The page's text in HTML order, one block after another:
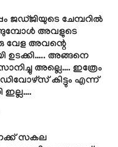
ജഡ്ജിയുടെ ചേമ്പറിൽ
അവളുടെ
വേള അവന്റെ
ഉടക്കി….. അങ്ങനെ
അല്ലെ…. ഇത്രേം
കിട്ടും എന്ന്
സകല